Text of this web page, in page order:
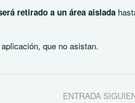
retirado a un área aislada
que no asistan.
ENTRADA